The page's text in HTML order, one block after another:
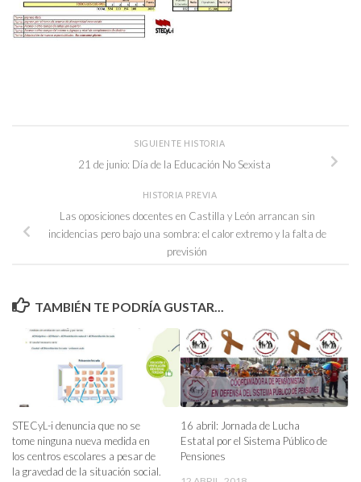
SIGUIENTE HISTORIA
21 de junio: Día de la Educación No Sexista
HISTORIA PREVIA
Las oposiciones docentes en Castilla y León arrancan sin
incidencias pero bajo una sombra: el calor extremo y la falta de
previsión
TAMBIÉN TE PODRÍA GUSTAR...
STECyL-i denuncia que no se
tome ninguna nueva medida en
los centros escolares a pesar de
la gravedad de la situación social.
16 abril: Jornada de Lucha
Estatal por el Sistema Público de
Pensiones